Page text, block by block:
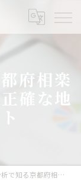
府相楽
確な地
和束町の会社情報と正確な地名表記のポイント